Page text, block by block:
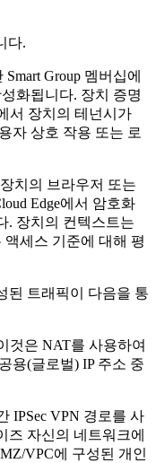
다.
Group 멤버십에
화됩니다. 장치 증명
서 장치의 테넌시가
자 상호 작용 또는 로
치의 브라우저 또는
Edge에서 암호화
. 장치의 컨텍스트는
세스 기준에 대해 평
된 트래픽이 다음을 통
것은 NAT를 사용하여
용(글로벌) IP 주소 중
IPSec VPN 경로를 사
즈 자신의 네트워크에
VPC에 구성된 개인